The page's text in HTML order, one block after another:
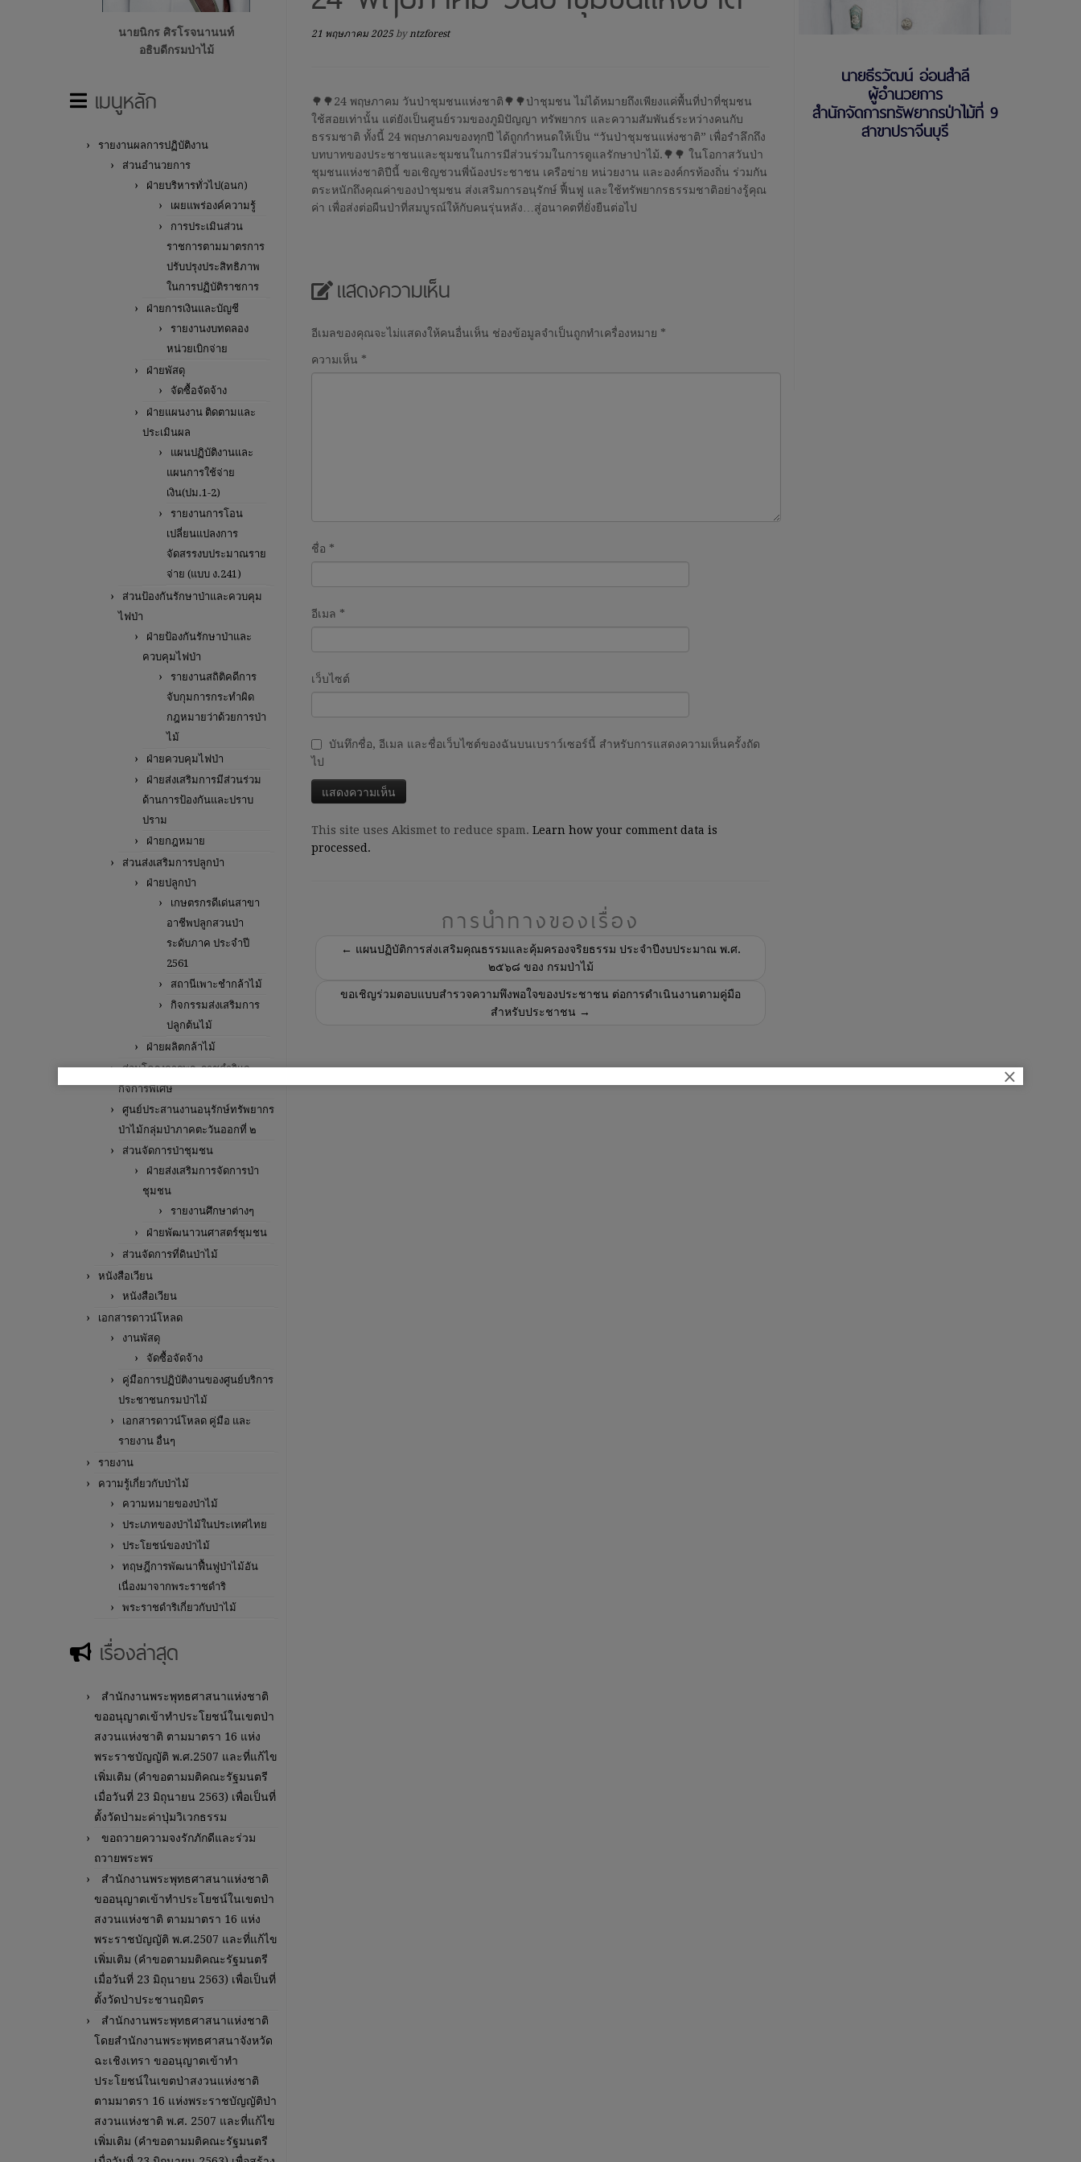
นายนิกร ศิรโรจนานนท์
อธิบดีกรมป่าไม้
เมนูหลัก
รายงานผลการปฏิบัติงาน
ส่วนอำนวยการ
ฝ่ายบริหารทั่วไป(อนก)
เผยแพร่องค์ความรู้
การประเมินส่วน
ราชการตามมาตรการ
ปรับปรุงประสิทธิภาพ
ในการปฏิบัติราชการ
ฝ่ายการเงินและบัญชี
รายงานงบทดลอง
หน่วยเบิกจ่าย
ฝ่ายพัสดุ
จัดซื้อจัดจ้าง
ฝ่ายแผนงาน ติดตามและ
ประเมินผล
แผนปฏิบัติงานและ
แผนการใช้จ่าย
เงิน(ปม.1-2)
รายงานการโอน
เปลี่ยนแปลงการ
จัดสรรงบประมาณราย
จ่าย (แบบ ง.241)
ส่วนป้องกันรักษาป่าและควบคุม
ไฟป่า
ฝ่ายป้องกันรักษาป่าและ
ควบคุมไฟป่า
รายงานสถิติคดีการ
จับกุมการกระทำผิด
กฎหมายว่าด้วยการป่า
ไม้
ฝ่ายควบคุมไฟป่า
ฝ่ายส่งเสริมการมีส่วนร่วม
ด้านการป้องกันและปราบ
ปราม
ฝ่ายกฎหมาย
ส่วนส่งเสริมการปลูกป่า
ฝ่ายปลูกป่า
เกษตรกรดีเด่นสาขา
อาชีพปลูกสวนป่า
ระดับภาค ประจำปี
2561
สถานีเพาะชำกล้าไม้
กิจกรรมส่งเสริมการ
ปลูกต้นไม้
ฝ่ายผลิตกล้าไม้
ส่วนโครงการพระราชดำริและ
กิจการพิเศษ
ศูนย์ประสานงานอนุรักษ์ทรัพยากร
ป่าไม้กลุ่มป่าภาคตะวันออกที่ ๒
ส่วนจัดการป่าชุมชน
ฝ่ายส่งเสริมการจัดการป่า
ชุมชน
รายงานศึกษาต่างๆ
ฝ่ายพัฒนาวนศาสตร์ชุมชน
ส่วนจัดการที่ดินป่าไม้
หนังสือเวียน
หนังสือเวียน
เอกสารดาวน์โหลด
งานพัสดุ
จัดซื้อจัดจ้าง
คู่มือการปฏิบัติงานของศูนย์บริการ
ประชาชนกรมป่าไม้
เอกสารดาวน์โหลด คู่มือ และ
รายงาน อื่นๆ
รายงาน
ความรู้เกี่ยวกับป่าไม้
ความหมายของป่าไม้
ประเภทของป่าไม้ในประเทศไทย
ประโยชน์ของป่าไม้
ทฤษฎีการพัฒนาฟื้นฟูป่าไม้อัน
เนื่องมาจากพระราชดำริ
พระราชดำริเกี่ยวกับป่าไม้
เรื่องล่าสุด
สำนักงานพระพุทธศาสนาแห่งชาติ
ขออนุญาตเข้าทำประโยชน์ในเขตป่า
สงวนแห่งชาติ ตามมาตรา 16 แห่ง
พระราชบัญญัติ พ.ศ.2507 และที่แก้ไข
เพิ่มเติม (คำขอตามมติคณะรัฐมนตรี
เมื่อวันที่ 23 มิถุนายน 2563) เพื่อเป็นที่
ตั้งวัดป่ามะค่าปุ่มวิเวกธรรม
ขอถวายความจงรักภักดีและร่วม
ถวายพระพร
สำนักงานพระพุทธศาสนาแห่งชาติ
ขออนุญาตเข้าทำประโยชน์ในเขตป่า
สงวนแห่งชาติ ตามมาตรา 16 แห่ง
พระราชบัญญัติ พ.ศ.2507 และที่แก้ไข
เพิ่มเติม (คำขอตามมติคณะรัฐมนตรี
เมื่อวันที่ 23 มิถุนายน 2563) เพื่อเป็นที่
ตั้งวัดป่าประชานฤมิตร
สำนักงานพระพุทธศาสนาแห่งชาติ
โดยสำนักงานพระพุทธศาสนาจังหวัด
ฉะเชิงเทรา ขออนุญาตเข้าทำ
ประโยชน์ในเขตป่าสงวนแห่งชาติ
ตามมาตรา 16 แห่งพระราชบัญญัติป่า
สงวนแห่งชาติ พ.ศ. 2507 และที่แก้ไข
เพิ่มเติม (คำขอตามมติคณะรัฐมนตรี
21 พฤษภาคม 2025 byntzforest
🌳🌳24 พฤษภาคม วันป่าชุมชนแห่งชาติ🌳🌳ป่าชุมชน ไม่ได้หมายถึงเพียงแค่พื้นที่ป่าที่ชุมชน
ใช้สอยเท่านั้น แต่ยังเป็นศูนย์รวมของภูมิปัญญา ทรัพยากร และความสัมพันธ์ระหว่างคนกับ
ธรรมชาติ ทั้งนี้ 24 พฤษภาคมของทุกปี ได้ถูกกำหนดให้เป็น “วันป่าชุมชนแห่งชาติ” เพื่อรำลึกถึง
บทบาทของประชาชนและชุมชนในการมีส่วนร่วมในการดูแลรักษาป่าไม้.🌳🌳 ในโอกาสวันป่า
ชุมชนแห่งชาติปีนี้ ขอเชิญชวนพี่น้องประชาชน เครือข่าย หน่วยงาน และองค์กรท้องถิ่น ร่วมกัน
ตระหนักถึงคุณค่าของป่าชุมชน ส่งเสริมการอนุรักษ์ ฟื้นฟู และใช้ทรัพยากรธรรมชาติอย่างรู้คุณ
ค่า เพื่อส่งต่อผืนป่าที่สมบูรณ์ให้กับคนรุ่นหลัง…สู่อนาคตที่ยั่งยืนต่อไป
แสดงความเห็น
อีเมลของคุณจะไม่แสดงให้คนอื่นเห็น ช่องข้อมูลจำเป็นถูกทำเครื่องหมาย *
ความเห็น *
ชื่อ *
อีเมล *
เว็บไซต์
บันทึกชื่อ, อีเมล และชื่อเว็บไซต์ของฉันบนเบราว์เซอร์นี้ สำหรับการแสดงความเห็นครั้งถัด
ไป
This site uses Akismet to reduce spam. Learn how your comment data is
processed.
การนำทางของเรื่อง
← แผนปฏิบัติการส่งเสริมคุณธรรมและคุ้มครองจริยธรรม ประจำปีงบประมาณ พ.ศ.
๒๕๖๘ ของ กรมป่าไม้
ขอเชิญร่วมตอบแบบสำรวจความพึงพอใจของประชาชน ต่อการดำเนินงานตามคู่มือ
สำหรับประชาชน →
นายธีรวัฒน์ อ่อนสำลี
ผู้อำนวยการ
สำนักจัดการทรัพยากรป่าไม้ที่ 9
สาขาปราจีนบุรี
×